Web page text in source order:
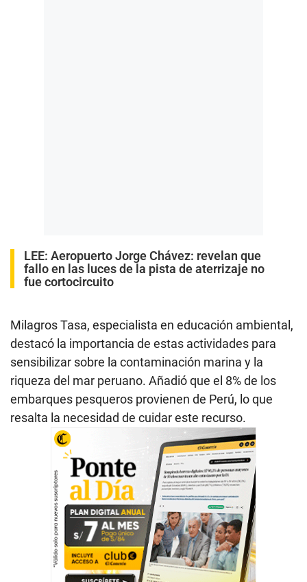
LEE: Aeropuerto Jorge Chávez: revelan que
fallo en las luces de la pista de aterrizaje no
fue cortocircuito
Milagros Tasa, especialista en educación ambiental,
destacó la importancia de estas actividades para
sensibilizar sobre la contaminación marina y la
riqueza del mar peruano. Añadió que el 8% de los
embarques pesqueros provienen de Perú, lo que
resalta la necesidad de cuidar este recurso.